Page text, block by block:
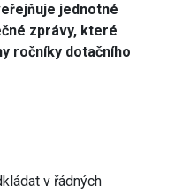
jednotné
zprávy, které
ročníky dotačního
v řádných